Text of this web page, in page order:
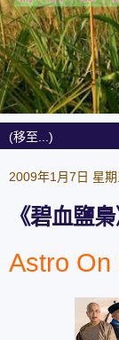
2009年1月7日 星期
《碧血鹽梟
Astro On